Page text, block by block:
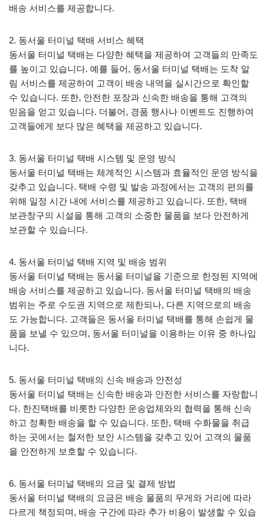
배송 서비스를 제공합니다.
2. 동서울 터미널 택배 서비스 혜택
동서울 터미널 택배는 다양한 혜택을 제공하여 고객들의 만족도
를 높이고 있습니다. 예를 들어, 동서울 터미널 택배는 도착 알
림 서비스를 제공하여 고객이 배송 내역을 실시간으로 확인할
수 있습니다. 또한, 안전한 포장과 신속한 배송을 통해 고객의
믿음을 얻고 있습니다. 더불어, 경품 행사나 이벤트도 진행하여
고객들에게 보다 많은 혜택을 제공하고 있습니다.
3. 동서울 터미널 택배 시스템 및 운영 방식
동서울 터미널 택배는 체계적인 시스템과 효율적인 운영 방식을
갖추고 있습니다. 택배 수령 및 발송 과정에서는 고객의 편의를
위해 일정 시간 내에 서비스를 제공하고 있습니다. 또한, 택배
보관창구의 시설을 통해 고객의 소중한 물품을 보다 안전하게
보관할 수 있습니다.
4. 동서울 터미널 택배 지역 및 배송 범위
동서울 터미널 택배는 동서울 터미널을 기준으로 한정된 지역에
배송 서비스를 제공하고 있습니다. 동서울 터미널 택배의 배송
범위는 주로 수도권 지역으로 제한되나, 다른 지역으로의 배송
도 가능합니다. 고객들은 동서울 터미널 택배를 통해 손쉽게 물
품을 보낼 수 있으며, 동서울 터미널을 이용하는 이유 중 하나입
니다.
5. 동서울 터미널 택배의 신속 배송과 안전성
동서울 터미널 택배는 신속한 배송과 안전한 서비스를 자랑합니
다. 한진택배를 비롯한 다양한 운송업체와의 협력을 통해 신속
하고 정확한 배송을 할 수 있습니다. 또한, 택배 수화물을 취급
하는 곳에서는 철저한 보안 시스템을 갖추고 있어 고객의 물품
을 안전하게 보호할 수 있습니다.
6. 동서울 터미널 택배의 요금 및 결제 방법
동서울 터미널 택배의 요금은 배송 물품의 무게와 거리에 따라
다르게 책정되며, 배송 구간에 따라 추가 비용이 발생할 수 있습